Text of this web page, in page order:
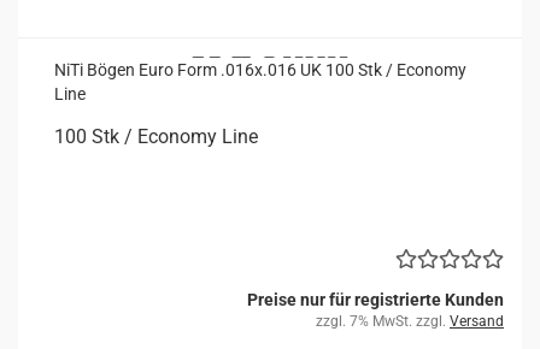
NiTi Bögen Euro Form .016x.016 UK 100 Stk / Eco­no­my
Line
100 Stk / Eco­no­my Line
Preise nur für registrierte Kunden
zzgl. 7% MwSt. zzgl. Versand